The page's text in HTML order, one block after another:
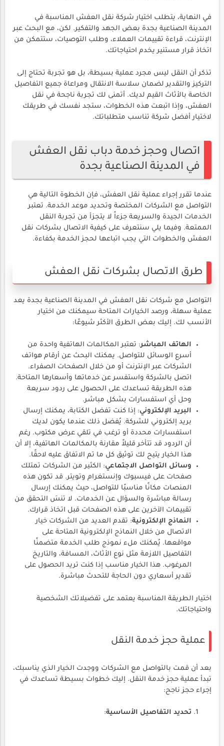
في النهاية، يتطلب اختيار شركة نقل العفش المناسبة في
المدينة الصناعية بجدة بعض الجهد والتفكير. لكن، مع البحث عبر
الإنترنت، قراءة تقييمات العملاء، وطلب التوصيات، ستتمكن من
اتخاذ قرار مستنير يخدم احتياجاتك.
تذكر أن النقل ليس مجرد عملية بسيطة، بل هو تجربة تحتاج إلى
التركيز والتقدير لضمان سلاسة الانتقال ومراعاة جميع التفاصيل
الخاصة بالأثاث القيم لديك. أتمنى لك تجربة ناجحة في نقل
العفش، وإذا اتبعت هذه الخطوات، ستجد نفسك في طريقك
لاختيار أفضل شركة تناسب متطلباتك.
اتصال وحجز خدمة دباب نقل العفش
في المدينة الصناعية بجدة
عندما تقرر إجراء عملية نقل العفش، فإن الخطوة التالية هي
التواصل مع الشركات المختصة وتحديد موعد الخدمة. تعتبر
الخدمات الجيدة والسريعة جزءاً لا يتجزأ من تجربة النقل
الممتعة. وفيما يلي سنتعرف على كيفية الاتصال بشركات نقل
العفش والخطوات التي يجب اتباعها لحجز الخدمة بكفاءة.
طرق الاتصال بشركات نقل العفش
التواصل مع شركات نقل العفش في المدينة الصناعية بجدة يعد
عملية سهلة، ورصد الخيارات المتاحة سيمكنك من اختيار
الأنسب لك. إليك بعض الطرق الأكثر شيوعًا:
الهاتف المباشر: تعتبر المكالمات الهاتفية واحدة من
أسرع الوسائل للتواصل. يمكنك البحث عن أرقام هواتف
الشركات عبر الإنترنت أو من خلال الصفحات الصفراء.
اتصل بالشركة واستفسر عن خدماتها وأسعارها المتاحة.
هذه الطريقة تساعدك على الحصول على ردود سريعة
وحل أي استفسارات بشكل مباشر.
البريد الإلكتروني: إذا كنت تفضل الكتابة، يمكنك إرسال
بريد إلكتروني للشركة. يُفضل ذلك عندما يكون لديك
استفسارات محددة أو ترغب في تلقي عرض مكتوب. رغم
أن الردود قد تتأخر قليلاً مقارنة بالمكالمات الهاتفية، إلا أن
هذا الخيار يتيح لك توثيق كل ما تم الاتفاق عليه لاحقًا.
وسائل التواصل الاجتماعي: الكثير من الشركات تمتلك
صفحات على فيسبوك وإنستغرام وتويتر. قد تكون هذه
المنصات مكانًا مناسبًا للتواصل، حيث يمكنك إرسال
رسالة مباشرة والسؤال عن الخدمات. لا تنسَ التحقق من
تقييمات الآخرين على هذه الصفحات قبل اتخاذ قرارك.
النماذج الإلكترونية: تقدم العديد من الشركات خيار
الاتصال من خلال النماذج الإلكترونية المتاحة على
مواقعها. يُمكنك ملء نموذج طلب الخدمة متضمنًا
التفاصيل اللازمة مثل نوع الأثاث، المسافة، والتاريخ
المرغوب. هذا الخيار مناسب إذا كنت تريد الحصول على
تقدير أسعاري دون الحاجة للتحدث مباشرة.
اختيار الطريقة المناسبة يعتمد على تفضيلاتك الشخصية
واحتياجاتك.
عملية حجز خدمة النقل
بعد أن قمت بالتواصل مع الشركات ووجدت الخيار الذي يناسبك،
تبدأ عملية حجز خدمة النقل. إليك خطوات بسيطة تساعدك في
إجراء حجز ناجح:
تحديد التفاصيل الأساسية: